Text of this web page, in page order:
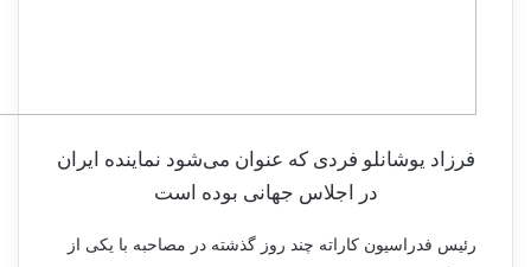
فرزاد یوشانلو فردی که عنوان می‌شود نماینده ایران
در اجلاس جهانی بوده است
رئیس فدراسیون کاراته چند روز گذشته در مصاحبه با یکی از